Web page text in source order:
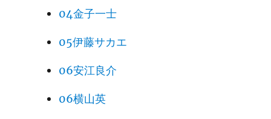
04金子一士
05伊藤サカエ
06安江良介
06横山英